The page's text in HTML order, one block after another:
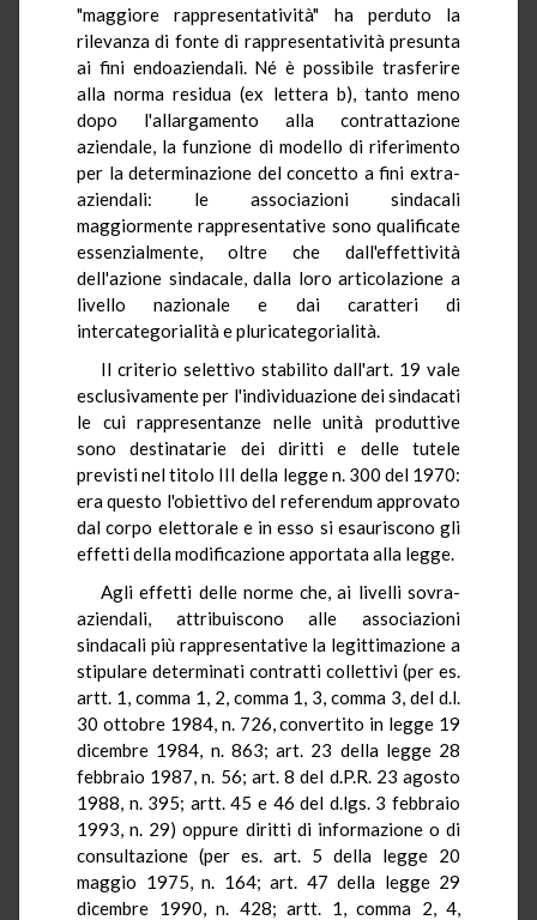
"maggiore rappresentatività" ha perduto la
rilevanza di fonte di rappresentatività presunta
ai fini endoaziendali. Né è possibile trasferire
alla norma residua (ex lettera b), tanto meno
dopo l'allargamento alla contrattazione
aziendale, la funzione di modello di riferimento
per la determinazione del concetto a fini extra-
aziendali: le associazioni sindacali
maggiormente rappresentative sono qualificate
essenzialmente, oltre che dall'effettività
dell'azione sindacale, dalla loro articolazione a
livello nazionale e dai caratteri di
intercategorialità e pluricategorialità.
Il criterio selettivo stabilito dall'art. 19 vale
esclusivamente per l'individuazione dei sindacati
le cui rappresentanze nelle unità produttive
sono destinatarie dei diritti e delle tutele
previsti nel titolo III della legge n. 300 del 1970:
era questo l'obiettivo del referendum approvato
dal corpo elettorale e in esso si esauriscono gli
effetti della modificazione apportata alla legge.
Agli effetti delle norme che, ai livelli sovra-
aziendali, attribuiscono alle associazioni
sindacali più rappresentative la legittimazione a
stipulare determinati contratti collettivi (per es.
artt. 1, comma 1, 2, comma 1, 3, comma 3, del d.l.
30 ottobre 1984, n. 726, convertito in legge 19
dicembre 1984, n. 863; art. 23 della legge 28
febbraio 1987, n. 56; art. 8 del d.P.R. 23 agosto
1988, n. 395; artt. 45 e 46 del d.lgs. 3 febbraio
1993, n. 29) oppure diritti di informazione o di
consultazione (per es. art. 5 della legge 20
maggio 1975, n. 164; art. 47 della legge 29
dicembre 1990, n. 428; artt. 1, comma 2, 4,